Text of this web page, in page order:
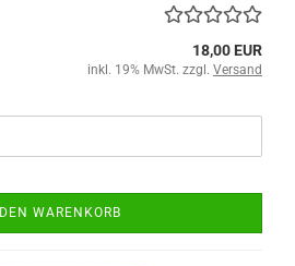
18,00 EUR
inkl. 19% MwSt. zzgl. Versand
DEN WARENKORB